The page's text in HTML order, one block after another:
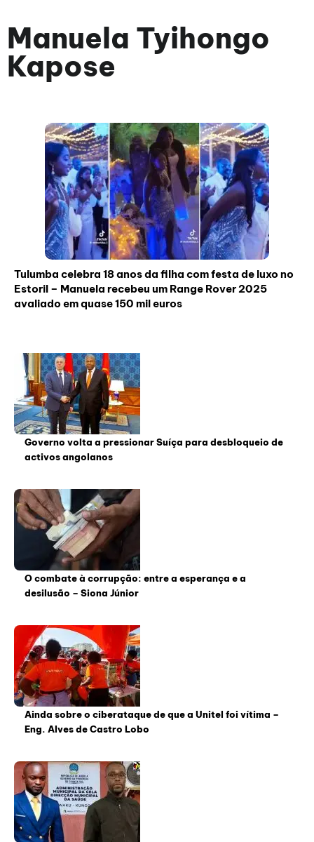
Manuela Tyihongo
Kapose
Tulumba celebra 18 anos da filha com festa de luxo no
Estoril – Manuela recebeu um Range Rover 2025
avaliado em quase 150 mil euros
Governo volta a pressionar Suíça para desbloqueio de
activos angolanos
O combate à corrupção: entre a esperança e a
desilusão – Siona Júnior
Ainda sobre o ciberataque de que a Unitel foi vítima –
Eng. Alves de Castro Lobo